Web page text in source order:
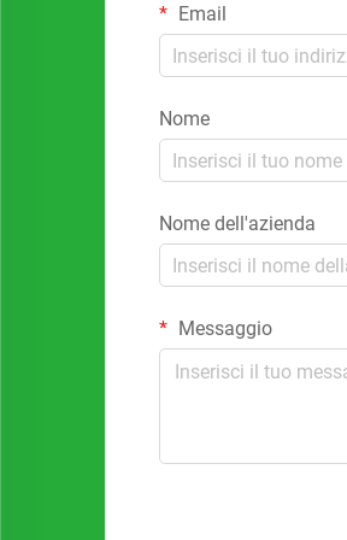
Email
Nome
Nome dell'azienda
Messaggio